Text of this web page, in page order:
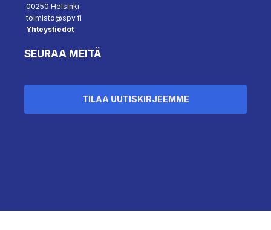
00250 Helsinki
toimisto@spv.fi
Yhteystiedot
SEURAA MEITÄ
TILAA UUTISKIRJEEMME